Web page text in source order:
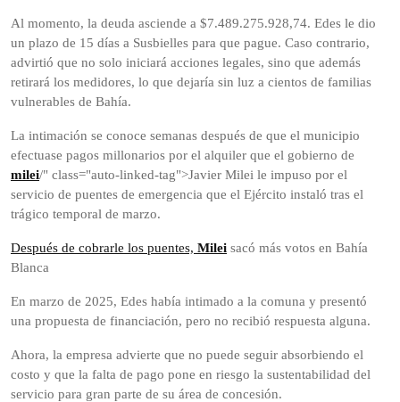
Al momento, la deuda asciende a $7.489.275.928,74. Edes le dio
un plazo de 15 días a Susbielles para que pague. Caso contrario,
advirtió que no solo iniciará acciones legales, sino que además
retirará los medidores, lo que dejaría sin luz a cientos de familias
vulnerables de Bahía.
La intimación se conoce semanas después de que el municipio
efectuase pagos millonarios por el alquiler que el gobierno de
milei/" class="auto-linked-tag">Javier Milei le impuso por el
servicio de puentes de emergencia que el Ejército instaló tras el
trágico temporal de marzo.
Después de cobrarle los puentes, Milei sacó más votos en Bahía
Blanca
En marzo de 2025, Edes había intimado a la comuna y presentó
una propuesta de financiación, pero no recibió respuesta alguna.
Ahora, la empresa advierte que no puede seguir absorbiendo el
costo y que la falta de pago pone en riesgo la sustentabilidad del
servicio para gran parte de su área de concesión.